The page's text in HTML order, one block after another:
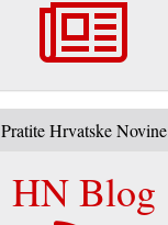
Pratite Hrvatske Novine
HN Blog